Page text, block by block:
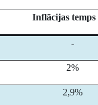
Inflācijas
-
2%
2,9%